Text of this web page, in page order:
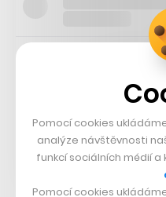
Pomocí cookies
analýze návštěvnosti
funkcí sociálních médií
Pomocí cookies